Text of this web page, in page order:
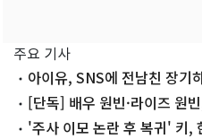
주요 기사
아이유, SNS에 전남친 장기
'깜짝'
[단독] 배우 원빈·라이즈 원
'주사 이모 논란 후 복귀' 키,